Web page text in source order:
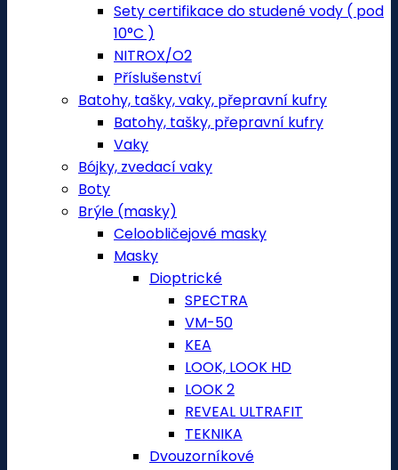
Sety certifikace do studené vody ( pod
10°C )
NITROX/O2
Příslušenství
Batohy, tašky, vaky, přepravní kufry
Batohy, tašky, přepravní kufry
Vaky
Bójky, zvedací vaky
Boty
Brýle (masky)
Celoobličejové masky
Masky
Dioptrické
SPECTRA
VM-50
KEA
LOOK, LOOK HD
LOOK 2
REVEAL ULTRAFIT
TEKNIKA
Dvouzorníkové